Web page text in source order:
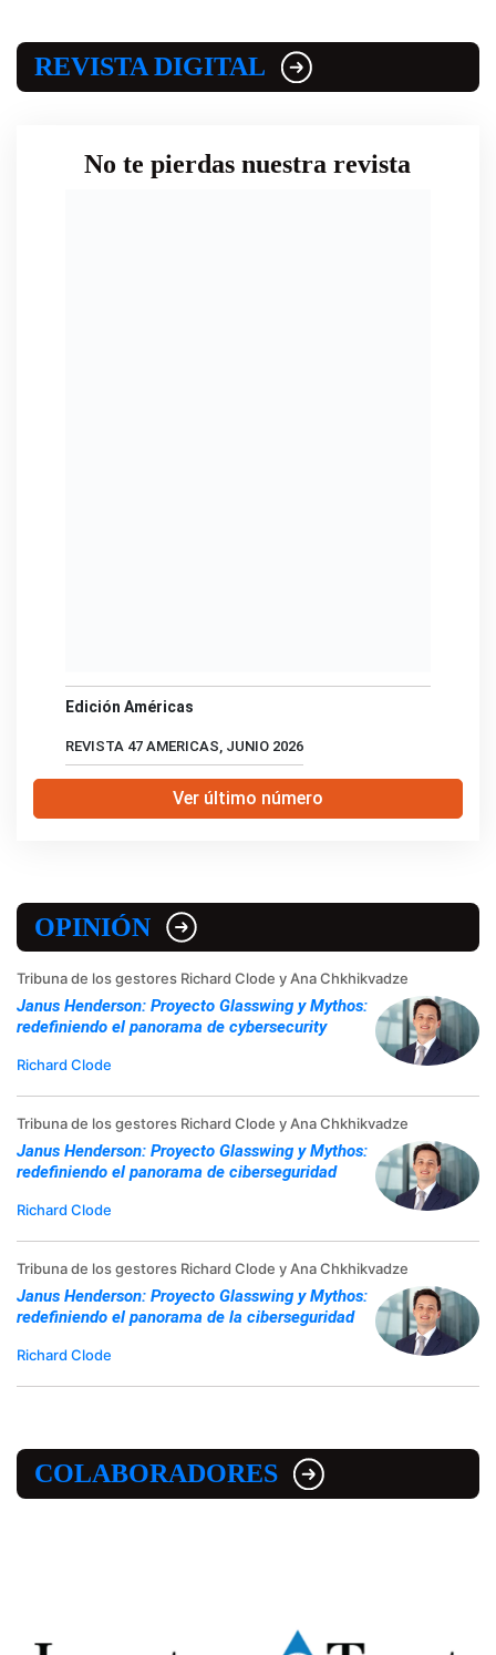
REVISTA DIGITAL
No te pierdas nuestra revista
Edición Américas
REVISTA 47 AMERICAS, JUNIO 2026
Ver último número
OPINIÓN
Tribuna de los gestores Richard Clode y Ana Chkhikvadze
Janus Henderson: Proyecto Glasswing y Mythos:
redefiniendo el panorama de cybersecurity
Richard Clode
Tribuna de los gestores Richard Clode y Ana Chkhikvadze
Janus Henderson: Proyecto Glasswing y Mythos:
redefiniendo el panorama de ciberseguridad
Richard Clode
Tribuna de los gestores Richard Clode y Ana Chkhikvadze
Janus Henderson: Proyecto Glasswing y Mythos:
redefiniendo el panorama de la ciberseguridad
Richard Clode
COLABORADORES